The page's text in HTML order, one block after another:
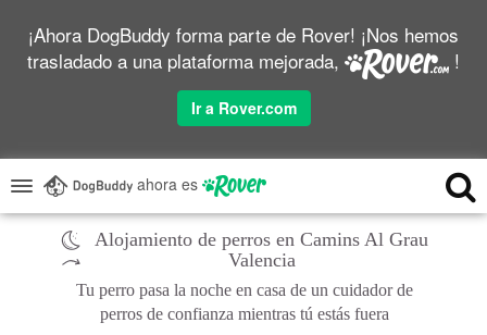
¡Ahora DogBuddy forma parte de Rover! ¡Nos hemos
trasladado a una plataforma mejorada,
!
Ir a Rover.com
ahora es
Alojamiento de perros en Camins Al Grau
Valencia
Tu perro pasa la noche en casa de un cuidador de
perros de confianza mientras tú estás fuera